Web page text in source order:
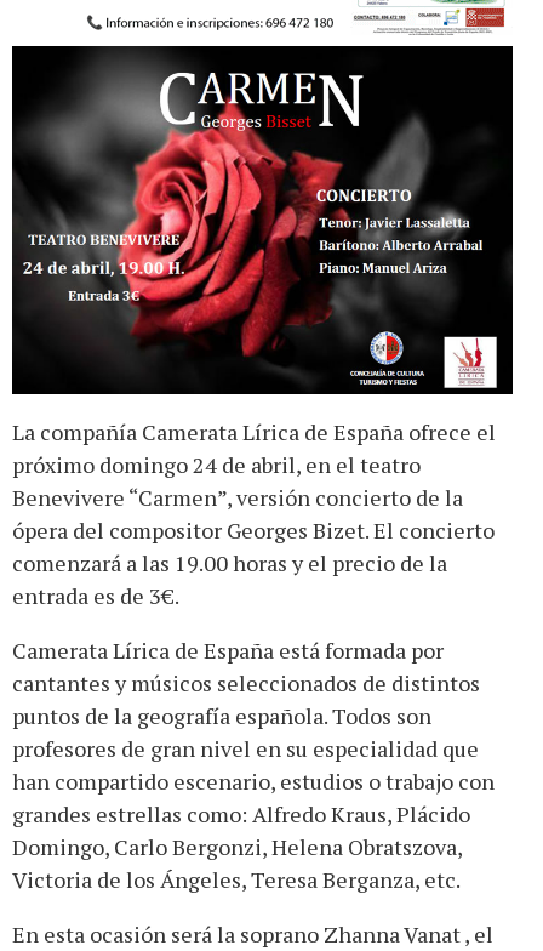
La compañía Camerata Lírica de España ofrece el
próximo domingo 24 de abril, en el teatro
Benevivere “Carmen”, versión concierto de la
ópera del compositor Georges Bizet. El concierto
comenzará a las 19.00 horas y el precio de la
entrada es de 3€.
Camerata Lírica de España está formada por
cantantes y músicos seleccionados de distintos
puntos de la geografía española. Todos son
profesores de gran nivel en su especialidad que
han compartido escenario, estudios o trabajo con
grandes estrellas como: Alfredo Kraus, Plácido
Domingo, Carlo Bergonzi, Helena Obratszova,
Victoria de los Ángeles, Teresa Berganza, etc.
En esta ocasión será la soprano Zhanna Vanat , el